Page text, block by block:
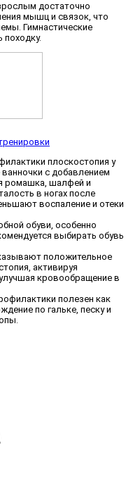
достаточно
мышц и связок, что
Гимнастические
походку.
плоскостопия у
с добавлением
ромашка, шалфей и
в ногах после
воспаление и отеки
обуви, особенно
выбирать обувь
положительное
активируя
кровообращение в
полезен как
по гальке, песку и